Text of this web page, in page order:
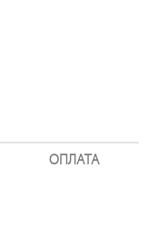
ОПЛАТА